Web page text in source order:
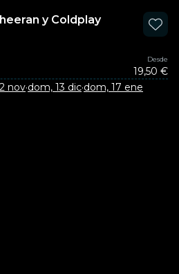
y Coldplay
Desde
19,50 €
nov·dom, 13 dic·dom, 17 ene